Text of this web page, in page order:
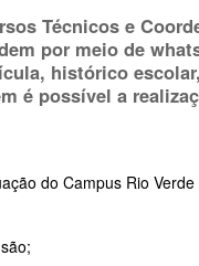
Técnicos e
por meio de
histórico
é possível a
do Campus Rio